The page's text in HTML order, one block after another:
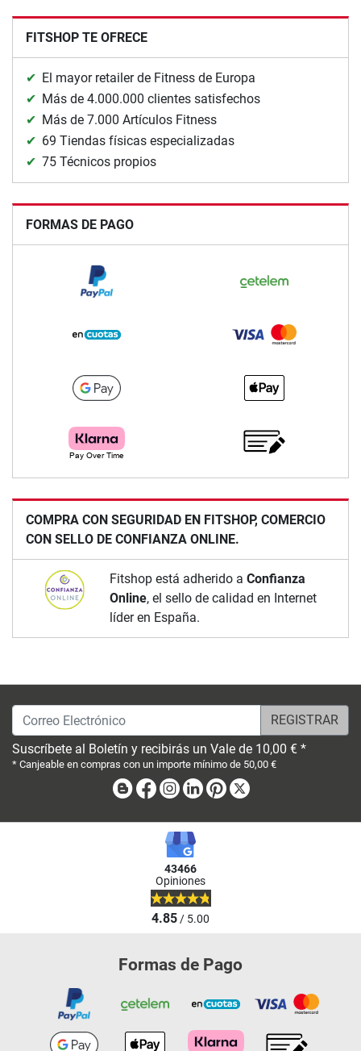
FITSHOP TE OFRECE
El mayor retailer de Fitness de Europa
Más de 4.000.000 clientes satisfechos
Más de 7.000 Artículos Fitness
69 Tiendas físicas especializadas
75 Técnicos propios
FORMAS DE PAGO
COMPRA CON SEGURIDAD EN FITSHOP, COMERCIO
CON SELLO DE CONFIANZA ONLINE.
Fitshop está adherido a Confianza
Online, el sello de calidad en Internet
líder en España.
Correo Electrónico
Suscríbete al Boletín y recibirás un Vale de 10,00 € *
* Canjeable en compras con un importe mínimo de 50,00 €
BlogFacebook
Instagram
LinkedinPinterest
43466
Opiniones
4.85/ 5.00
Formas de Pago